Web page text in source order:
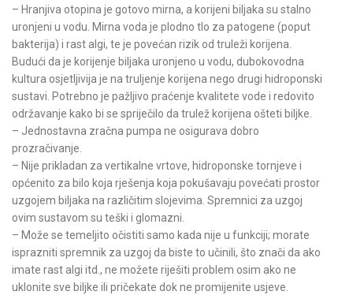
– Hranjiva otopina je gotovo mirna, a korijeni biljaka su stalno
uronjeni u vodu. Mirna voda je plodno tlo za patogene (poput
bakterija) i rast algi, te je povećan rizik od truleži korijena.
Budući da je korijenje biljaka uronjeno u vodu, dubokovodna
kultura osjetljivija je na truljenje korijena nego drugi hidroponski
sustavi. Potrebno je pažljivo praćenje kvalitete vode i redovito
održavanje kako bi se spriječilo da trulež korijena ošteti biljke.
– Jednostavna zračna pumpa ne osigurava dobro
prozračivanje.
– Nije prikladan za vertikalne vrtove, hidroponske tornjeve i
općenito za bilo koja rješenja koja pokušavaju povećati prostor
uzgojem biljaka na različitim slojevima. Spremnici za uzgoj
ovim sustavom su teški i glomazni.
– Može se temeljito očistiti samo kada nije u funkciji; morate
isprazniti spremnik za uzgoj da biste to učinili, što znači da ako
imate rast algi itd., ne možete riješiti problem osim ako ne
uklonite sve biljke ili pričekate dok ne promijenite usjeve.